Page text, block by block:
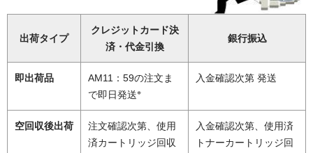
出荷タイプ
クレジットカード決
済・代金引換
銀行振込
即出荷品
AM11：59の注文ま
で即日発送※
入金確認次第 発送
空回収後出荷
注文確認次第、使用
済カートリッジ回収
入金確認次第、使用済
トナーカートリッジ回